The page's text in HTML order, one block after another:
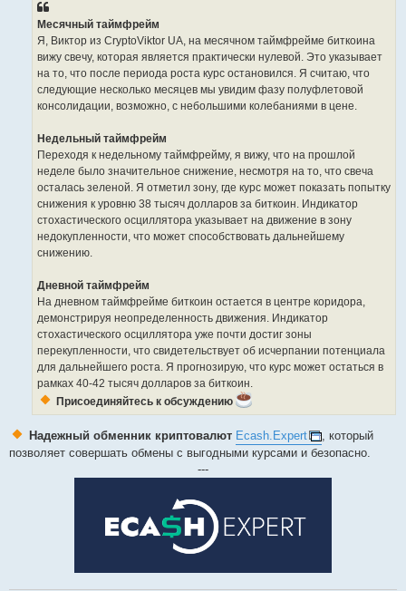
Месячный таймфрейм
Я, Виктор из CryptoViktor UA, на месячном таймфрейме биткоина
вижу свечу, которая является практически нулевой. Это указывает
на то, что после периода роста курс остановился. Я считаю, что
следующие несколько месяцев мы увидим фазу полуфлетовой
консолидации, возможно, с небольшими колебаниями в цене.
Недельный таймфрейм
Переходя к недельному таймфрейму, я вижу, что на прошлой
неделе было значительное снижение, несмотря на то, что свеча
осталась зеленой. Я отметил зону, где курс может показать попытку
снижения к уровню 38 тысяч долларов за биткоин. Индикатор
стохастического осциллятора указывает на движение в зону
недокупленности, что может способствовать дальнейшему
снижению.
Дневной таймфрейм
На дневном таймфрейме биткоин остается в центре коридора,
демонстрируя неопределенность движения. Индикатор
стохастического осциллятора уже почти достиг зоны
перекупленности, что свидетельствует об исчерпании потенциала
для дальнейшего роста. Я прогнозирую, что курс может остаться в
рамках 40-42 тысяч долларов за биткоин.
Присоединяйтесь к обсуждению
Надежный обменник криптовалют Ecash.Expert
, который
позволяет совершать обмены с выгодными курсами и безопасно.
---